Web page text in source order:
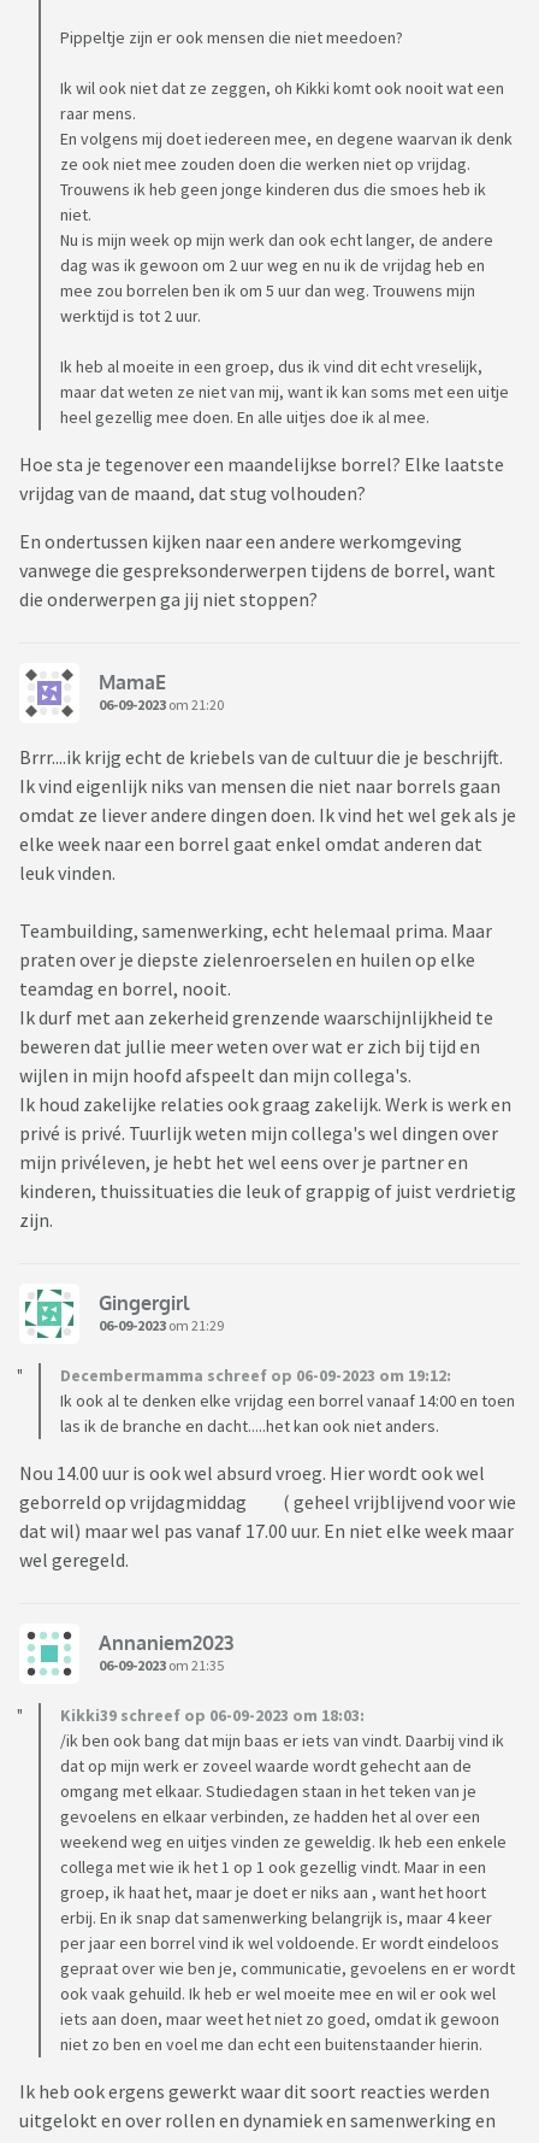
Pippeltje zijn er ook mensen die niet meedoen?
Ik wil ook niet dat ze zeggen, oh Kikki komt ook nooit wat een
raar mens.
En volgens mij doet iedereen mee, en degene waarvan ik denk
ze ook niet mee zouden doen die werken niet op vrijdag.
Trouwens ik heb geen jonge kinderen dus die smoes heb ik
niet.
Nu is mijn week op mijn werk dan ook echt langer, de andere
dag was ik gewoon om 2 uur weg en nu ik de vrijdag heb en
mee zou borrelen ben ik om 5 uur dan weg. Trouwens mijn
werktijd is tot 2 uur.
Ik heb al moeite in een groep, dus ik vind dit echt vreselijk,
maar dat weten ze niet van mij, want ik kan soms met een uitje
heel gezellig mee doen. En alle uitjes doe ik al mee.
Hoe sta je tegenover een maandelijkse borrel? Elke laatste
vrijdag van de maand, dat stug volhouden?
En ondertussen kijken naar een andere werkomgeving
vanwege die gespreksonderwerpen tijdens de borrel, want
die onderwerpen ga jij niet stoppen?
MamaE
06-09-2023 om 21:20
Brrr....ik krijg echt de kriebels van de cultuur die je beschrijft.
Ik vind eigenlijk niks van mensen die niet naar borrels gaan
omdat ze liever andere dingen doen. Ik vind het wel gek als je
elke week naar een borrel gaat enkel omdat anderen dat
leuk vinden.
Teambuilding, samenwerking, echt helemaal prima. Maar
praten over je diepste zielenroerselen en huilen op elke
teamdag en borrel, nooit.
Ik durf met aan zekerheid grenzende waarschijnlijkheid te
beweren dat jullie meer weten over wat er zich bij tijd en
wijlen in mijn hoofd afspeelt dan mijn collega's.
Ik houd zakelijke relaties ook graag zakelijk. Werk is werk en
privé is privé. Tuurlijk weten mijn collega's wel dingen over
mijn privéleven, je hebt het wel eens over je partner en
kinderen, thuissituaties die leuk of grappig of juist verdrietig
zijn.
Gingergirl
06-09-2023 om 21:29
Decembermamma schreef op 06-09-2023 om 19:12:
Ik ook al te denken elke vrijdag een borrel vanaaf 14:00 en toen
las ik de branche en dacht.....het kan ook niet anders.
Nou 14.00 uur is ook wel absurd vroeg. Hier wordt ook wel
geborreld op vrijdagmiddag ( geheel vrijblijvend voor wie
dat wil) maar wel pas vanaf 17.00 uur. En niet elke week maar
wel geregeld.
Annaniem2023
06-09-2023 om 21:35
Kikki39 schreef op 06-09-2023 om 18:03:
/ik ben ook bang dat mijn baas er iets van vindt. Daarbij vind ik
dat op mijn werk er zoveel waarde wordt gehecht aan de
omgang met elkaar. Studiedagen staan in het teken van je
gevoelens en elkaar verbinden, ze hadden het al over een
weekend weg en uitjes vinden ze geweldig. Ik heb een enkele
collega met wie ik het 1 op 1 ook gezellig vindt. Maar in een
groep, ik haat het, maar je doet er niks aan , want het hoort
erbij. En ik snap dat samenwerking belangrijk is, maar 4 keer
per jaar een borrel vind ik wel voldoende. Er wordt eindeloos
gepraat over wie ben je, communicatie, gevoelens en er wordt
ook vaak gehuild. Ik heb er wel moeite mee en wil er ook wel
iets aan doen, maar weet het niet zo goed, omdat ik gewoon
niet zo ben en voel me dan echt een buitenstaander hierin.
Ik heb ook ergens gewerkt waar dit soort reacties werden
uitgelokt en over rollen en dynamiek en samenwerking en